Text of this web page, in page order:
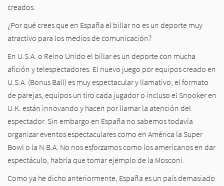
creados.
¿Por qué crees que en España el billar no es un deporte muy
atractivo para los medios de comunicación?
En U.S.A. o Reino Unido el billar es un deporte con mucha
afición y telespectadores. El nuevo juego por equipos creado en
U.S.A. (Bonus Ball) es muy espectacular y llamativo; el formato
de parejas, equipos un tiro cada jugador o incluso el Snooker en
U.K. están innovando y hacen por llamar la atención del
espectador. Sin embargo en España no sabemos todavía
organizar eventos espectaculares como en América la Super
Bowl o la N.B.A. No nos esforzamos como los americanos en dar
espectáculo, habría que tomar ejemplo de la Mosconi.
Como ya he dicho anteriormente, España es un país demasiado